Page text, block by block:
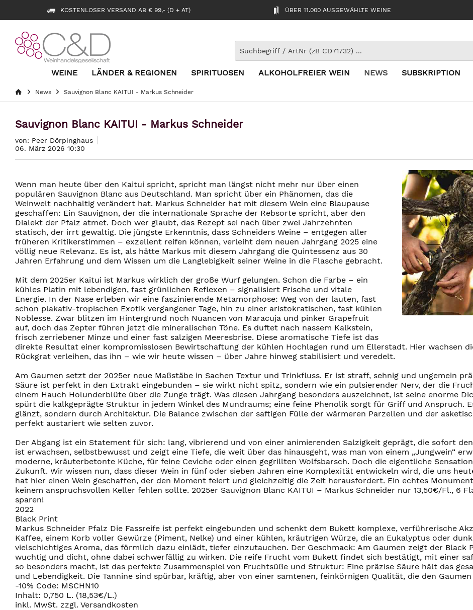
KOSTENLOSER VERSAND AB € 99,- (D + AT) ÜBER 11.000 AUSGEWÄHLTE WEINE
WEINE LÄNDER & REGIONEN SPIRITUOSEN ALKOHOLFREIER WEIN NEWS SUBSKRIPTION
News Sauvignon Blanc KAITUI - Markus Schneider
Sauvignon Blanc KAITUI - Markus Schneider
von: Peer Dörpinghaus
06. März 2026 10:30
Wenn man heute über den Kaitui spricht, spricht man längst nicht mehr nur über einen
populären Sauvignon Blanc aus Deutschland. Man spricht über ein Phänomen, das die
Weinwelt nachhaltig verändert hat. Markus Schneider hat mit diesem Wein eine Blaupause
geschaffen: Ein Sauvignon, der die internationale Sprache der Rebsorte spricht, aber den
Dialekt der Pfalz atmet. Doch wer glaubt, das Rezept sei nach über zwei Jahrzehnten
statisch, der irrt gewaltig. Die jüngste Erkenntnis, dass Schneiders Weine – entgegen aller
früheren Kritikerstimmen – exzellent reifen können, verleiht dem neuen Jahrgang 2025 eine
völlig neue Relevanz. Es ist, als hätte Markus mit diesem Jahrgang die Quintessenz aus 30
Jahren Erfahrung und dem Wissen um die Langlebigkeit seiner Weine in die Flasche gebracht.
Mit dem 2025er Kaitui ist Markus wirklich der große Wurf gelungen. Schon die Farbe – ein
kühles Platin mit lebendigen, fast grünlichen Reflexen – signalisiert Frische und vitale
Energie. In der Nase erleben wir eine faszinierende Metamorphose: Weg von der lauten, fast
schon plakativ-tropischen Exotik vergangener Tage, hin zu einer aristokratischen, fast kühlen
Noblesse. Zwar blitzen im Hintergrund noch Nuancen von Maracuja und pinker Grapefruit
auf, doch das Zepter führen jetzt die mineralischen Töne. Es duftet nach nassem Kalkstein,
frisch zerriebener Minze und einer fast salzigen Meeresbrise. Diese aromatische Tiefe ist das
direkte Resultat einer kompromisslosen Bewirtschaftung der kühlen Hochlagen rund um Ellerstadt. Hier wachsen
Rückgrat verleihen, das ihn – wie wir heute wissen – über Jahre hinweg stabilisiert und veredelt.
Am Gaumen setzt der 2025er neue Maßstäbe in Sachen Textur und Trinkfluss. Er ist straff, sehnig und ungemein
Säure ist perfekt in den Extrakt eingebunden – sie wirkt nicht spitz, sondern wie ein pulsierender Nerv, der die
einem Hauch Holunderblüte über die Zunge trägt. Was diesen Jahrgang besonders auszeichnet, ist seine enorme
spürt die kalkgeprägte Struktur in jedem Winkel des Mundraums; eine feine Phenolik sorgt für Griff und Anspruch.
glänzt, sondern durch Architektur. Die Balance zwischen der saftigen Fülle der wärmeren Parzellen und der
perfekt austariert wie selten zuvor.
Der Abgang ist ein Statement für sich: lang, vibrierend und von einer animierenden Salzigkeit geprägt, die sofort
ist erwachsen, selbstbewusst und zeigt eine Tiefe, die weit über das hinausgeht, was man von einem „Jungwein“
moderne, kräuterbetonte Küche, für feine Ceviche oder einen gegrillten Wolfsbarsch. Doch die eigentliche
Zukunft. Wir wissen nun, dass dieser Wein in fünf oder sieben Jahren eine Komplexität entwickeln wird, die uns
hat hier einen Wein geschaffen, der den Moment feiert und gleichzeitig die Zeit herausfordert. Ein echtes
keinem anspruchsvollen Keller fehlen sollte. 2025er Sauvignon Blanc KAITUI – Markus Schneider nur 13,50€/Fl., 6
sparen!
2022
Black Print
Markus Schneider Pfalz Die Fassreife ist perfekt eingebunden und schenkt dem Bukett komplexe, verführerische
Kaffee, einem Korb voller Gewürze (Piment, Nelke) und einer kühlen, kräutrigen Würze, die an Eukalyptus oder
vielschichtiges Aroma, das förmlich dazu einlädt, tiefer einzutauchen. Der Geschmack: Am Gaumen zeigt der
wuchtig und dicht, ohne dabei schwerfällig zu wirken. Die reife Frucht vom Bukett findet sich bestätigt, mit einer
so besonders macht, ist das perfekte Zusammenspiel von Fruchtsüße und Struktur: Eine präzise Säure hält das
und Lebendigkeit. Die Tannine sind spürbar, kräftig, aber von einer samtenen, feinkörnigen Qualität, die den
-10% Code: MSCHN10
Inhalt: 0,750 L. (18,53€/L.)
inkl. MwSt. zzgl. Versandkosten